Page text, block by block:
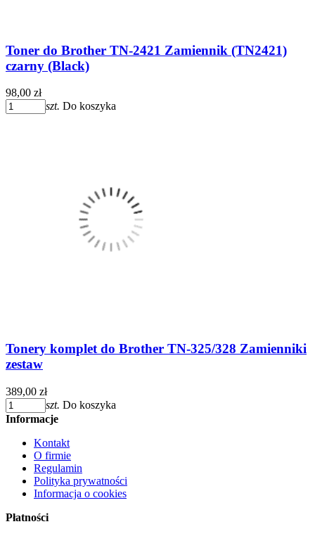
Toner do Brother TN-2421 Zamiennik (TN2421)
czarny (Black)
98,00 zł
szt. Do koszyka
Tonery komplet do Brother TN-325/328 Zamienniki
zestaw
389,00 zł
szt. Do koszyka
Informacje
Kontakt
O firmie
Regulamin
Polityka prywatności
Informacja o cookies
Płatności